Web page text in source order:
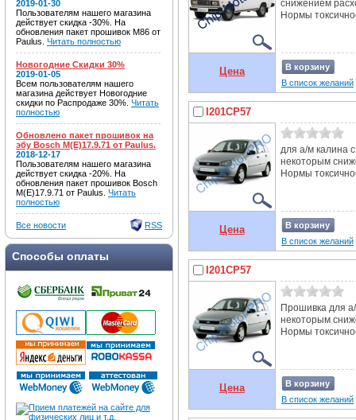
2019-01-30
Пользователям нашего магазина
действует скидка -30%. На
обновления пакет прошивок M86 от
Paulus. Читать полностью
Новогодние Скидки 30%
2019-01-05
Всем пользователям нашего
магазина действует Новогодние
скидки по Распродаже 30%. Читать
полностью
Обновлено пакет прошивок на
эбу Bosch M(E)17.9.71 от Paulus.
2018-12-17
Пользователям нашего магазина
действует скидка -20%. На
обновления пакет прошивок Bosch
M(E)17.9.71 от Paulus. Читать
полностью
Все новости RSS
Способы оплаты
снижением
Нормы
Цена
В корзину
В список желаний
I201CP57
для а/м калина
некоторым
Нормы
Цена
В корзину
В список желаний
I201CP57
Прошивка для
некоторым
Нормы
Цена
В корзину
В список желаний